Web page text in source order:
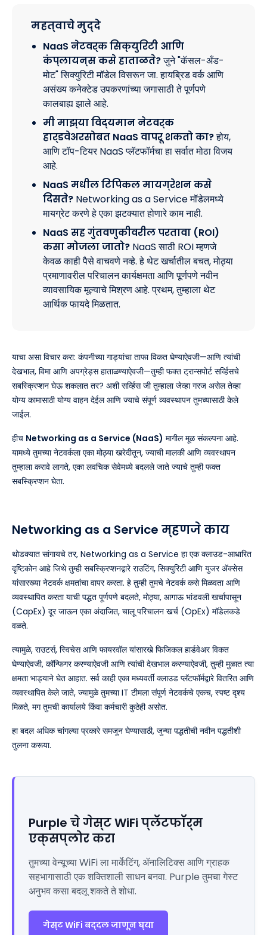
महत्वाचे मुद्दे
NaaS नेटवर्क सिक्युरिटी आणि
कंप्लायन्स कसे हाताळते?जुने "कॅसल-अँड-
मोट" सिक्युरिटी मॉडेल विसरून जा. हायब्रिड वर्क आणि
असंख्य कनेक्टेड उपकरणांच्या जगासाठी ते पूर्णपणे
कालबाह्य झाले आहे.
मी माझ्या विद्यमान नेटवर्क
हार्डवेअरसोबत NaaS वापरू शकतो का?होय,
आणि टॉप-टियर NaaS प्लॅटफॉर्मचा हा सर्वात मोठा विजय
आहे.
NaaS मधील टिपिकल मायग्रेशन कसे
दिसते? Networking as a Service मॉडेलमध्ये
मायग्रेट करणे हे एका झटक्यात होणारे काम नाही.
NaaS सह गुंतवणुकीवरील परतावा (ROI)
कसा मोजला जातो? NaaS साठी ROI म्हणजे
केवळ काही पैसे वाचवणे नव्हे. हे थेट खर्चातील बचत, मोठ्या
प्रमाणावरील परिचालन कार्यक्षमता आणि पूर्णपणे नवीन
व्यावसायिक मूल्याचे मिश्रण आहे. प्रथम, तुम्हाला थेट
आर्थिक फायदे मिळतात.
याचा असा विचार करा: कंपनीच्या गाड्यांचा ताफा विकत घेण्याऐवजी—आणि त्यांची
देखभाल, विमा आणि अपग्रेड्स हाताळण्याऐवजी—तुम्ही फक्त ट्रान्सपोर्ट सर्व्हिसचे
सबस्क्रिप्शन घेऊ शकलात तर? अशी सर्व्हिस जी तुम्हाला जेव्हा गरज असेल तेव्हा
योग्य कामासाठी योग्य वाहन देईल आणि ज्याचे संपूर्ण व्यवस्थापन तुमच्यासाठी केले
जाईल.
हीच Networking as a Service (NaaS) मागील मूळ संकल्पना आहे.
यामध्ये तुमच्या नेटवर्कला एका मोठ्या खरेदीतून, ज्याची मालकी आणि व्यवस्थापन
तुम्हाला करावे लागते, एका लवचिक सेवेमध्ये बदलले जाते ज्याचे तुम्ही फक्त
सबस्क्रिप्शन घेता.
Networking as a Service म्हणजे काय
थोडक्यात सांगायचे तर, Networking as a Service हा एक क्लाउड-आधारित
दृष्टिकोन आहे जिथे तुम्ही सबस्क्रिप्शनद्वारे राउटिंग, सिक्युरिटी आणि युजर ॲक्सेस
यांसारख्या नेटवर्क क्षमतांचा वापर करता. हे तुम्ही तुमचे नेटवर्क कसे मिळवता आणि
व्यवस्थापित करता याची पद्धत पूर्णपणे बदलते, मोठ्या, आगाऊ भांडवली खर्चापासून
(CapEx) दूर जाऊन एका अंदाजित, चालू परिचालन खर्च (OpEx) मॉडेलकडे
वळते.
त्यामुळे, राउटर्स, स्विचेस आणि फायरवॉल यांसारखे फिजिकल हार्डवेअर विकत
घेण्याऐवजी, कॉन्फिगर करण्याऐवजी आणि त्यांची देखभाल करण्याऐवजी, तुम्ही मुळात त्या
क्षमता भाड्याने घेत आहात. सर्व काही एका मध्यवर्ती क्लाउड प्लॅटफॉर्मद्वारे वितरित आणि
व्यवस्थापित केले जाते, ज्यामुळे तुमच्या IT टीमला संपूर्ण नेटवर्कचे एकच, स्पष्ट दृश्य
मिळते, मग तुमची कार्यालये किंवा कर्मचारी कुठेही असोत.
हा बदल अधिक चांगल्या प्रकारे समजून घेण्यासाठी, जुन्या पद्धतीची नवीन पद्धतीशी
तुलना करूया.
Purple चे गेस्ट WiFi प्लॅटफॉर्म
एक्सप्लोर करा
तुमच्या वेन्यूच्या WiFi ला मार्केटिंग, ॲनालिटिक्स आणि ग्राहक
सहभागासाठी एक शक्तिशाली साधन बनवा. Purple तुमचा गेस्ट
अनुभव कसा बदलू शकते ते शोधा.
गेस्ट WiFi बद्दल जाणून घ्या